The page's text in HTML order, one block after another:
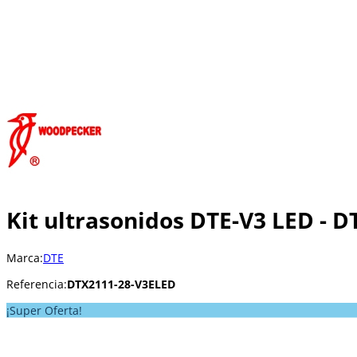
Kit ultrasonidos DTE-V3 LED -
Marca:DTE
Referencia:DTX2111-28-V3ELED
¡Super Oferta!